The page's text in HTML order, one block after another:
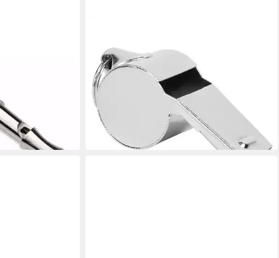
bis
bei dir
mit Schlüsselring zum Befestigen
7,99 €
lieferbar - in 2-3 Werktagen bei dir